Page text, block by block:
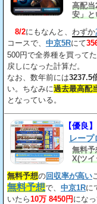
高配当
安」と
8/2にもなんと、 わずか
コースで、 中京5Rにて
500円で全券種を買って
戻しになった計算だ。
なお、数年前には3237.5
い。ちなみに過去最高配
となっている。
【優良】
レープ
無料予
X(ツイ
無料予想の回収率が高い
無料予想で、 中京1Rに
いたら10万 8450円にな